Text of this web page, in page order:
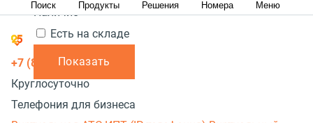
Поиск Продукты Решения Номера Меню
Наличие
Есть на складе
Показать
+7 (855)
291-06-16
Круглосуточно
Телефония для бизнеса